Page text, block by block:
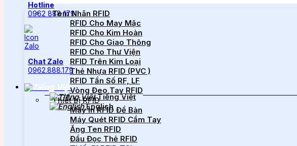
Hotline
0962 888 179
Chat Zalo
0962.888.179
Tiếng Việt
English
Tem Nhãn RFID
RFID Cho May Mặc
RFID Cho Kim Hoàn
RFID Cho Giao Thông
RFID Cho Thư Viện
RFID Trên Kim Loại
Thẻ Nhựa RFID (PVC )
RFID Tần Số RF, LF
Vòng Đeo Tay RFID
Thiết bị RFID
Máy In RFID Để Bàn
Máy Quét RFID Cầm Tay
Ăng Ten RFID
Đầu Đọc Thẻ RFID